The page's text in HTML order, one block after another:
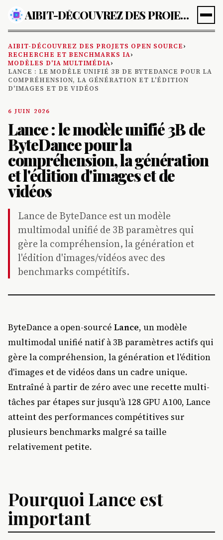
AIBIT-DÉCOUVREZ DES PROJETS OPEN SOURCE
AIBIT-DÉCOUVREZ DES PROJETS OPEN SOURCE›
RECHERCHE ET BENCHMARKS IA›
MODÈLES D'IA MULTIMÉDIA›
LANCE : LE MODÈLE UNIFIÉ 3B DE BYTEDANCE POUR LA
COMPRÉHENSION, LA GÉNÉRATION ET L'ÉDITION
D'IMAGES ET DE VIDÉOS
6 JUIN 2026
Lance : le modèle unifié 3B de
ByteDance pour la
compréhension, la génération
et l'édition d'images et de
vidéos
Lance de ByteDance est un modèle
multimodal unifié de 3B paramètres qui
gère la compréhension, la génération et
l'édition d'images/vidéos avec des
benchmarks compétitifs.
ByteDance a open-sourcé Lance, un modèle
multimodal unifié natif à 3B paramètres actifs qui
gère la compréhension, la génération et l'édition
d'images et de vidéos dans un cadre unique.
Entraîné à partir de zéro avec une recette multi-
tâches par étapes sur jusqu'à 128 GPU A100, Lance
atteint des performances compétitives sur
plusieurs benchmarks malgré sa taille
relativement petite.
Pourquoi Lance est
important